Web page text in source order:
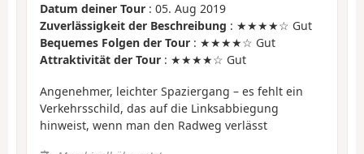
Datum deiner Tour : 05. Aug 2019
Zuverlässigkeit der Beschreibung : ★★★★☆ Gut
Bequemes Folgen der Tour : ★★★★☆ Gut
Attraktivität der Tour : ★★★★☆ Gut
Angenehmer, leichter Spaziergang – es fehlt ein
Verkehrsschild, das auf die Linksabbiegung
hinweist, wenn man den Radweg verlässt